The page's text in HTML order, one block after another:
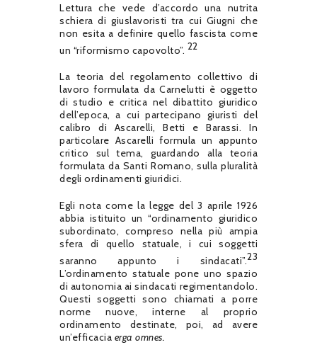
Lettura che vede d’accordo una nutrita
schiera di giuslavoristi tra cui Giugni che
non esita a definire quello fascista come
un “riformismo capovolto”. 22
La teoria del regolamento collettivo di
lavoro formulata da Carnelutti è oggetto
di studio e critica nel dibattito giuridico
dell’epoca, a cui partecipano giuristi del
calibro di Ascarelli, Betti e Barassi. In
particolare Ascarelli formula un appunto
critico sul tema, guardando alla teoria
formulata da Santi Romano, sulla pluralità
degli ordinamenti giuridici.
Egli nota come la legge del 3 aprile 1926
abbia istituito un “ordinamento giuridico
subordinato, compreso nella più ampia
sfera di quello statuale, i cui soggetti
saranno appunto i sindacati”.23
L’ordinamento statuale pone uno spazio
di autonomia ai sindacati regimentandolo.
Questi soggetti sono chiamati a porre
norme nuove, interne al proprio
ordinamento destinate, poi, ad avere
un’efficacia erga omnes.